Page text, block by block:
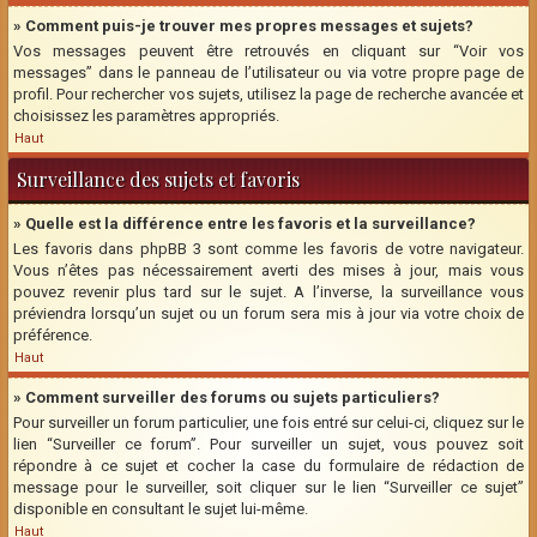
» Comment puis-je trouver mes propres messages et sujets?
Vos messages peuvent être retrouvés en cliquant sur “Voir vos
messages” dans le panneau de l’utilisateur ou via votre propre page de
profil. Pour rechercher vos sujets, utilisez la page de recherche avancée et
choisissez les paramètres appropriés.
Haut
Surveillance des sujets et favoris
» Quelle est la différence entre les favoris et la surveillance?
Les favoris dans phpBB 3 sont comme les favoris de votre navigateur.
Vous n’êtes pas nécessairement averti des mises à jour, mais vous
pouvez revenir plus tard sur le sujet. A l’inverse, la surveillance vous
préviendra lorsqu’un sujet ou un forum sera mis à jour via votre choix de
préférence.
Haut
» Comment surveiller des forums ou sujets particuliers?
Pour surveiller un forum particulier, une fois entré sur celui-ci, cliquez sur le
lien “Surveiller ce forum”. Pour surveiller un sujet, vous pouvez soit
répondre à ce sujet et cocher la case du formulaire de rédaction de
message pour le surveiller, soit cliquer sur le lien “Surveiller ce sujet”
disponible en consultant le sujet lui-même.
Haut